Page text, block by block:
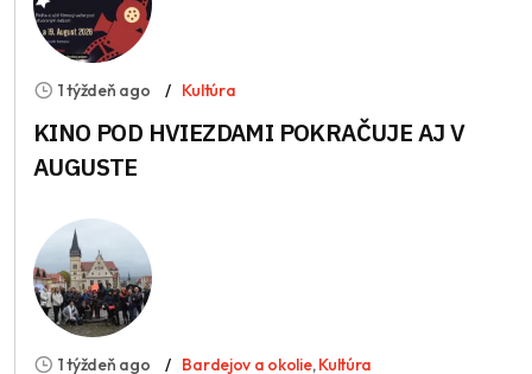
1 týždeň ago Kultúra
KINO POD HVIEZDAMI POKRAČUJE AJ V
AUGUSTE
1 týždeň ago Bardejov a okolie,Kultúra